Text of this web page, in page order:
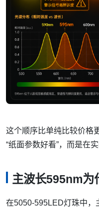
这个顺序比单纯比较价格
“纸面参数好看”，而是在
主波长595nm为
在5050-595LED灯珠中，